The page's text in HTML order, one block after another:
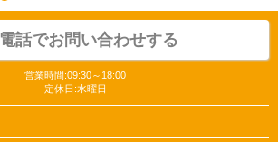
電話でお問い合わせする
営業時間:09:30～18:00
定休日:水曜日